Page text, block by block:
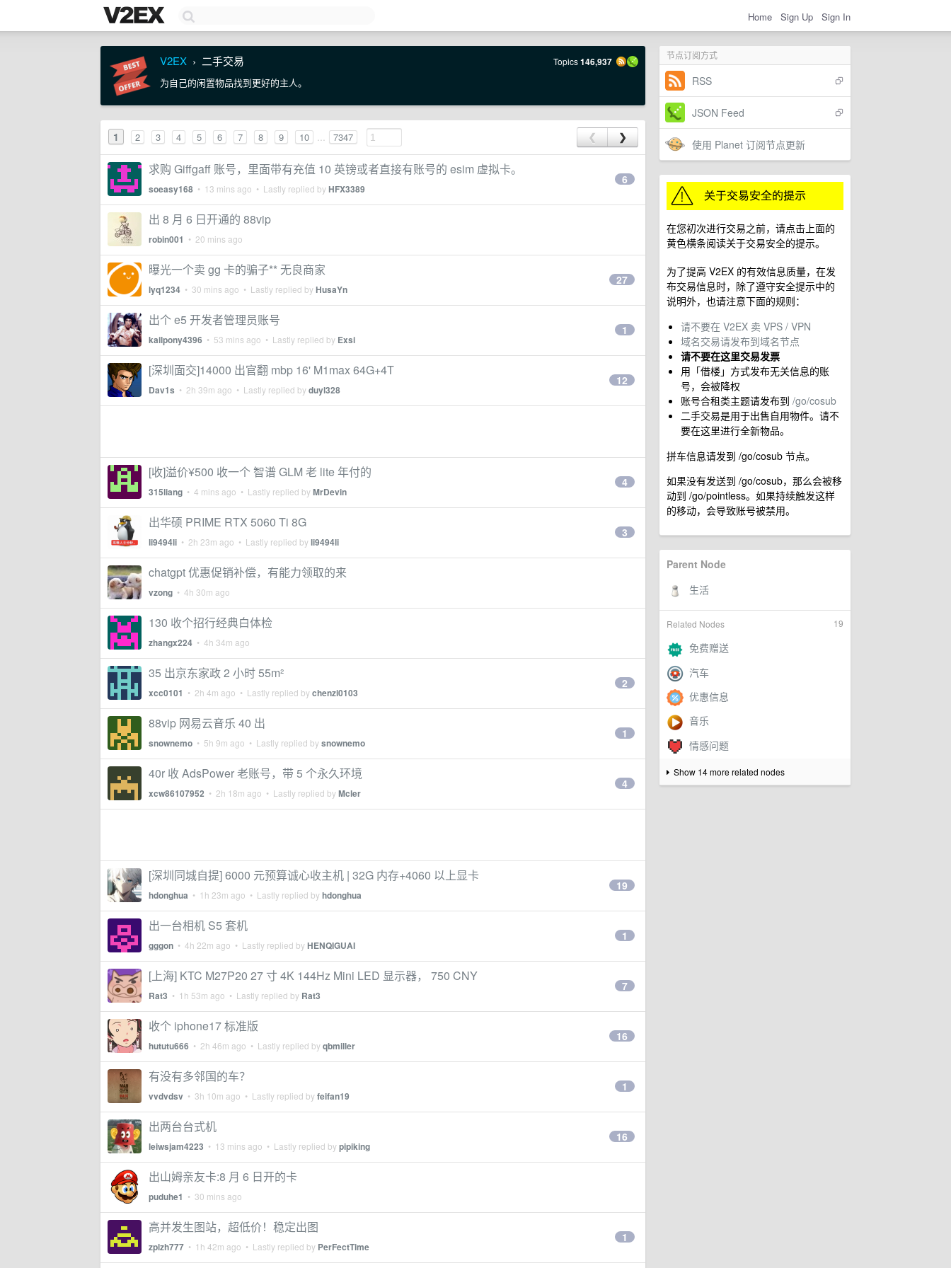
Home Sign Up Sign In
节点订阅方式
RSS
JSON Feed
使用 Planet 订阅节点更新
在您初次进行交易之前，请点击上面的
黄色横条阅读关于交易安全的提示。
为了提高 V2EX 的有效信息质量，在发
布交易信息时，除了遵守安全提示中的
说明外，也请注意下面的规则：
请不要在 V2EX 卖 VPS / VPN
域名交易请发布到域名节点
请不要在这里交易发票
用「借楼」方式发布无关信息的账
号，会被降权
账号合租类主题请发布到 /go/cosub
二手交易是用于出售自用物件。请不
要在这里进行全新物品。
拼车信息请发到 /go/cosub 节点。
如果没有发送到 /go/cosub，那么会被移
动到 /go/pointless。如果持续触发这样
的移动，会导致账号被禁用。
Parent Node
19
Related Nodes
Show 14 more related nodes
V2EX › 二手交易 Topics146,937
为自己的闲置物品找到更好的主人。
1 2 3 4 5 6 7 8 9 10 ... 7347 ❮ ❯
求购 Giffgaff 账号，里面带有充值 10 英镑或者直接有账号的 esim 虚拟卡。
soeasy168 • 13 mins ago • Lastly replied byHFX3389
6
出 8 月 6 日开通的 88vip
robin001 • 20 mins ago
曝光一个卖 gg 卡的骗子** 无良商家
lyq1234 • 30 mins ago • Lastly replied byHusaYn
27
出个 e5 开发者管理员账号
kailpony4396 • 53 mins ago • Lastly replied by Exsi
1
[深圳面交]14000 出官翻 mbp 16' M1max 64G+4T
Dav1s • 2h 39m ago • Lastly replied byduyl328
12
[收]溢价¥500 收一个 智谱 GLM 老 lite 年付的
315liang • 4 mins ago • Lastly replied byMrDevin
4
出华硕 PRIME RTX 5060 Ti 8G
li9494li • 2h 23m ago • Lastly replied byli9494li
3
chatgpt 优惠促销补偿，有能力领取的来
vzong • 4h 30m ago
130 收个招行经典白体检
zhangx224 • 4h 34m ago
35 出京东家政 2 小时 55m²
xcc0101 • 2h 4m ago • Lastly replied bychenzi0103
2
88vip 网易云音乐 40 出
snownemo • 5h 9m ago • Lastly replied bysnownemo
1
40r 收 AdsPower 老账号，带 5 个永久环境
xcw86107952 • 2h 18m ago • Lastly replied byMcler
4
[深圳同城自提] 6000 元预算诚心收主机 | 32G 内存+4060 以上显卡
hdonghua • 1h 23m ago • Lastly replied byhdonghua
19
出一台相机 S5 套机
gggon • 4h 22m ago • Lastly replied byHENQIGUAI
1
[上海] KTC M27P20 27 寸 4K 144Hz Mini LED 显示器， 750 CNY
Rat3 • 1h 53m ago • Lastly replied by Rat3
7
收个 iphone17 标准版
hututu666 • 2h 46m ago • Lastly replied byqbmiller
16
有没有多邻国的车？
vvdvdsv • 3h 10m ago • Lastly replied byfeifan19
1
出两台台式机
leiwsjam4223 • 13 mins ago • Lastly replied bypipiking
16
出山姆亲友卡:8 月 6 日开的卡
puduhe1 • 30 mins ago
高并发生图站，超低价！稳定出图
zplzh777 • 1h 42m ago • Lastly replied by PerFectTime
1